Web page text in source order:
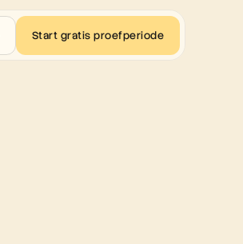
Start gratis proefperiode